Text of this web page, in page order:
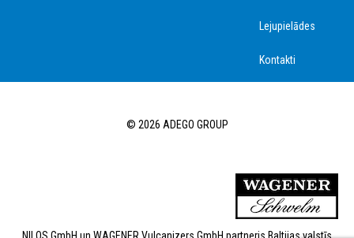
Lejupielādes
Kontakti
© 2026 ADEGO GROUP